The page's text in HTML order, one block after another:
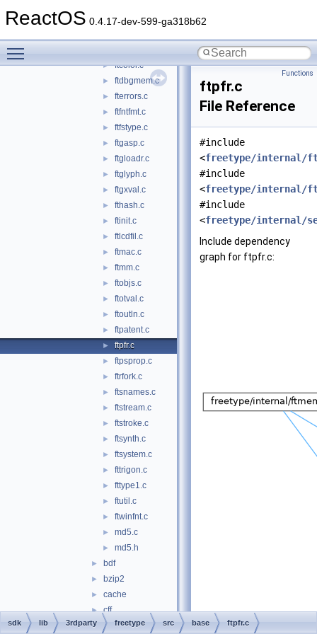
ReactOS 0.4.17-dev-599-ga318b62
► ftbitmap.c
► ftcolor.c
► ftdbgmem.c
► fterrors.c
► ftfntfmt.c
► ftfstype.c
► ftgasp.c
► ftgloadr.c
► ftglyph.c
► ftgxval.c
► fthash.c
► ftinit.c
► ftlcdfil.c
► ftmac.c
► ftmm.c
► ftobjs.c
► ftotval.c
► ftoutln.c
► ftpatent.c
► ftpfr.c
► ftpsprop.c
► ftrfork.c
► ftsnames.c
► ftstream.c
► ftstroke.c
► ftsynth.c
► ftsystem.c
► fttrigon.c
► fttype1.c
► ftutil.c
► ftwinfnt.c
► md5.c
► md5.h
► bdf
► bzip2
► cache
► cff
► cid
Functions
ftpfr.c
File Reference
#include
<freetype/internal/
#include
<freetype/internal/
#include
<freetype/internal/
Include dependency
graph for ftpfr.c:
sdk lib 3rdparty freetype src base ftpfr.c